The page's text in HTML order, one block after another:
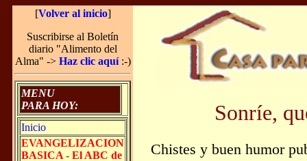
[Volver al inicio]
Suscribirse al Boletín
diario "Alimento del
Alma" -> Haz clic aquí:-)
MENU
PARA HOY:
Inicio
EVANGELIZACION
BASICA - El ABC de
Sonríe,
Chistes y buen humor